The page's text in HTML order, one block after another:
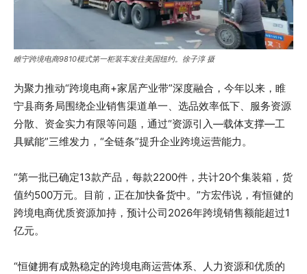
睢宁跨境电商9810模式第一柜装车发往美国纽约。徐子淳 摄
为聚力推动“跨境电商+家居产业带”深度融合，今年以来，睢
宁县商务局围绕企业销售渠道单一、选品效率低下、服务资源
分散、资金实力有限等问题，通过“资源引入—载体支撑—工
具赋能”三维发力，“全链条”提升企业跨境运营能力。
“第一批已确定13款产品，每款2200件，共计20个集装箱，货
值约500万元。目前，正在加快备货中。”方宏伟说，有恒健的
跨境电商优质资源加持，预计公司2026年跨境销售额能超过1
亿元。
“恒健拥有成熟稳定的跨境电商运营体系、人力资源和优质的